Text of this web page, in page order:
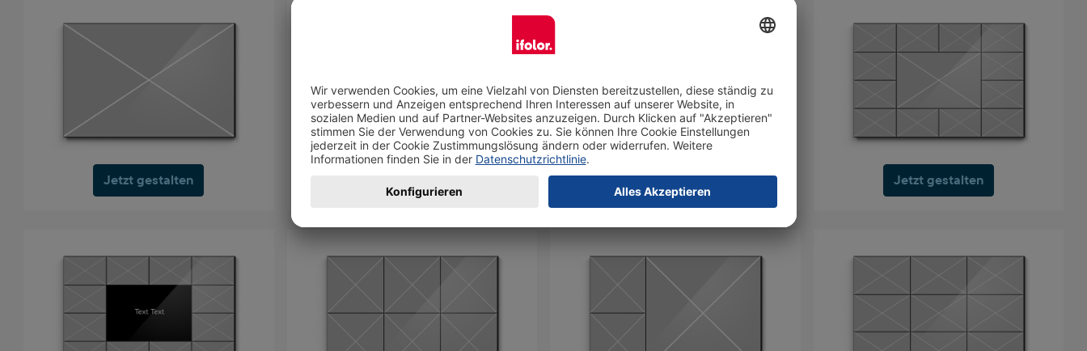
Jetzt gestalten Jetzt gestalten Jetzt gestalten